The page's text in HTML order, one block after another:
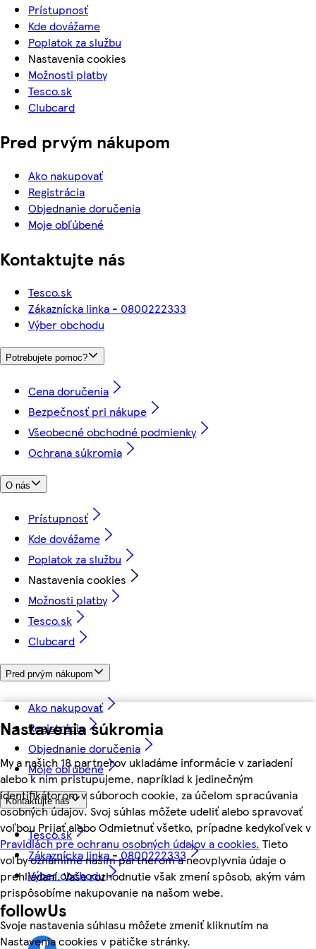
Nastavenia súkromia
My a našich 18 partnerov ukladáme informácie v zariadení
alebo k nim pristupujeme, napríklad k jedinečným
identifikátorom v súboroch cookie, za účelom spracúvania
osobných údajov. Svoj súhlas môžete udeliť alebo spravovať
voľbou Prijať alebo Odmietnuť všetko, prípadne kedykoľvek v
Pravidlách pre ochranu osobných údajov a cookies. Tieto
voľby oznámime našim partnerom a neovplyvnia údaje o
prehliadaní. Vaše rozhodnutie však zmení spôsob, akým vám
prispôsobíme nakupovanie na našom webe.
Svoje nastavenia súhlasu môžete zmeniť kliknutím na
Nastavenia cookies v pätičke stránky.
Prístupnosť
Kde dovážame
Poplatok za službu
Nastavenia cookies
Možnosti platby
Tesco.sk
Clubcard
Pred prvým nákupom
Ako nakupovať
Registrácia
Objednanie doručenia
Moje obľúbené
Kontaktujte nás
Tesco.sk
Zákaznícka linka - 0800222333
Výber obchodu
Potrebujete pomoc?
Cena doručenia
Bezpečnosť pri nákupe
Všeobecné obchodné podmienky
Ochrana súkromia
O nás
Prístupnosť
Kde dovážame
Poplatok za službu
Nastavenia cookies
Možnosti platby
Tesco.sk
Clubcard
Pred prvým nákupom
Ako nakupovať
Registrácia
Objednanie doručenia
Moje obľúbené
Kontaktujte nás
Tesco.sk
Zákaznícka linka - 0800222333
Výber obchodu
followUs